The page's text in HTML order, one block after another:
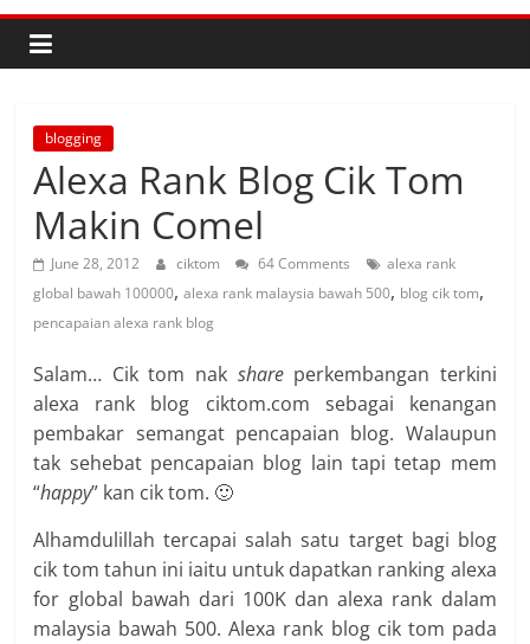
blogging
Alexa Rank Blog Cik Tom
Makin Comel
June 28, 2012 ciktom 64 Comments
alexa rank
global bawah 100000,alexa rank malaysia bawah 500, blog cik tom,
pencapaian alexa rank blog
Salam… Cik tom nak shareperkembangan terkini
alexa rank blog ciktom.com sebagai kenangan
pembakar semangat pencapaian blog. Walaupun
tak sehebat pencapaian blog lain tapi tetap mem
“happy” kan cik tom. 🙂
Alhamdulillah tercapai salah satu target bagi blog
cik tom tahun ini iaitu untuk dapatkan ranking alexa
for global bawah dari 100K dan alexa rank dalam
malaysia bawah 500. Alexa rank blog cik tom pada